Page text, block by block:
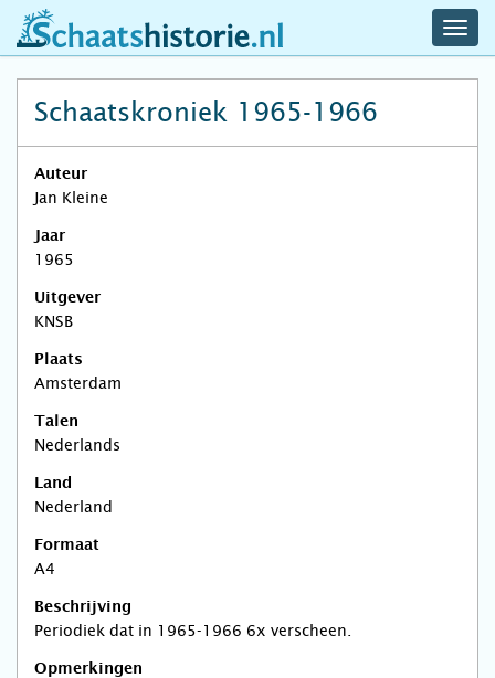
schaatshistorie.nl
Schaatskroniek 1965-1966
Auteur
Jan Kleine
Jaar
1965
Uitgever
KNSB
Plaats
Amsterdam
Talen
Nederlands
Land
Nederland
Formaat
A4
Beschrijving
Periodiek dat in 1965-1966 6x verscheen.
Opmerkingen